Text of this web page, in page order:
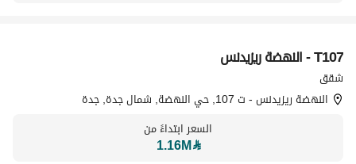
تسويق بواسطةT107 - النهضة ريزيدنس
شقق
النهضة ريزيدنس - ت 107, حي النهضة, شمال جدة, جدة
السعر ابتداءً من
⃁
1.16M